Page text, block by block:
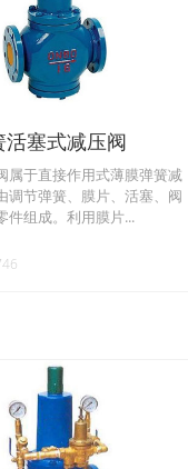
活塞式减压阀
属于直接作用式薄膜弹簧减
调节弹簧、膜片、活塞、阀
件组成。利用膜片...